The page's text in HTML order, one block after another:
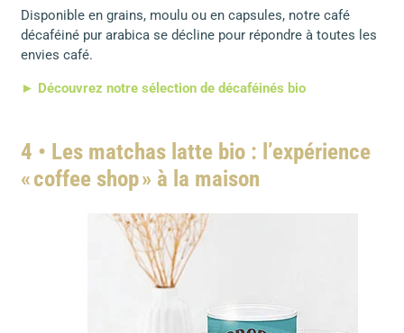
Disponible en grains, moulu ou en capsules, notre café
décaféiné pur arabica se décline pour répondre à toutes les
envies café.
► Découvrez notre sélection de décaféinés bio
4 • Les matchas latte bio : l’expérience
« coffee shop » à la maison